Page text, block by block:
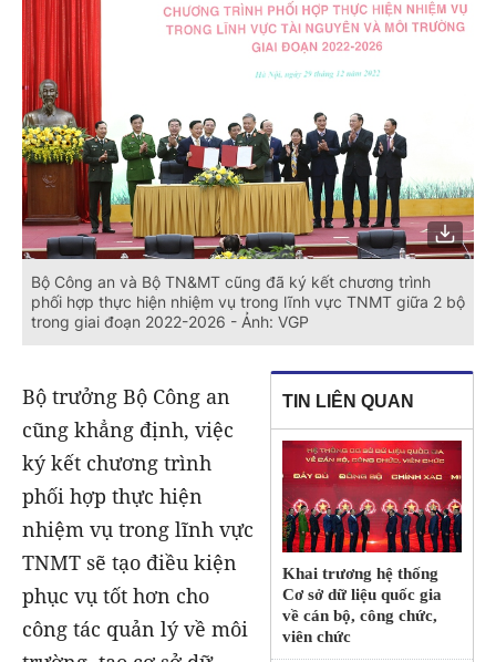
Bộ Công an và Bộ TN&MT cũng đã ký kết chương trình
phối hợp thực hiện nhiệm vụ trong lĩnh vực TNMT giữa 2 bộ
trong giai đoạn 2022-2026 - Ảnh: VGP
TIN LIÊN QUAN
Khai trương hệ thống
Cơ sở dữ liệu quốc gia
về cán bộ, công chức,
viên chức
Bộ trưởng Bộ Công an
cũng khẳng định, việc
ký kết chương trình
phối hợp thực hiện
nhiệm vụ trong lĩnh vực
TNMT sẽ tạo điều kiện
phục vụ tốt hơn cho
công tác quản lý về môi